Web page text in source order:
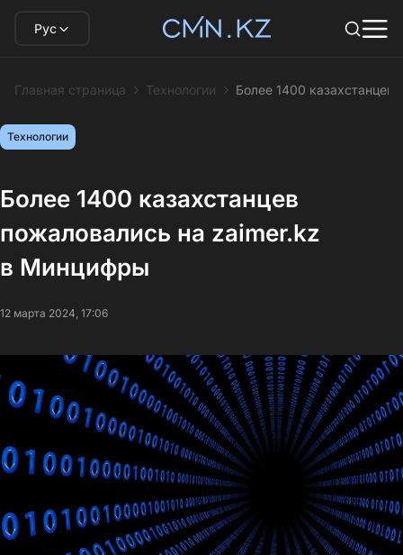
Рус
Главная страница Технологии Более 1400
Технологии
Более 1400 казахстанцев
пожаловались на zaimer.kz
в Минцифры
12 марта 2024, 17:06